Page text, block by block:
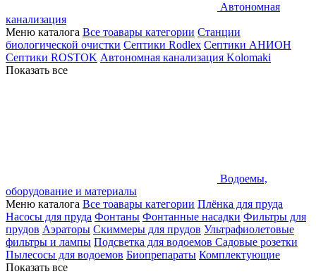
Автономная
канализация
Меню каталога Все тоавары категории Станции
биологической очистки Септики Rodlex Септики АНИОН
Септики ROSTOK Автономная канализация Kolomaki
Показать все
Водоемы,
оборудование и материалы
Меню каталога Все тоавары категории Плёнка для пруда
Насосы для пруда Фонтаны Фонтанные насадки Фильтры для
прудов Аэраторы Скиммеры для прудов Ультрафиолетовые
фильтры и лампы Подсветка для водоемов Садовые розетки
Пылесосы для водоемов Биопрепараты Комплектующие
Показать все